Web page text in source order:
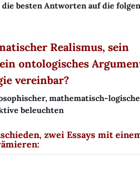
besten Antworten auf die
Realismus, sein
ontologisches
vereinbar?
mathematisch-
beleuchten
zwei Essays mit